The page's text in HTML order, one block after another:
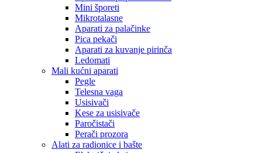
Mini šporeti
Mikrotalasne
Aparati za palačinke
Pica pekači
Aparati za kuvanje pirinča
Ledomati
Mali kućni aparati
Pegle
Telesna vaga
Usisivači
Kese za usisivače
Paročistači
Perači prozora
Alati za radionice i bašte